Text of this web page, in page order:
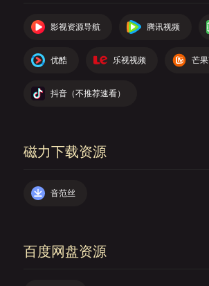
影视资源导航 腾讯视频
优酷 乐视视频 芒
抖音（不推荐速看）
磁力下载资源
音范丝
百度网盘资源